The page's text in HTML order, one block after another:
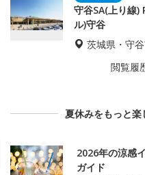
守谷SA(上り線)
ル)守谷
茨城県・守
閲覧履
夏休みをもっと楽
2026年の涼感
ガイド